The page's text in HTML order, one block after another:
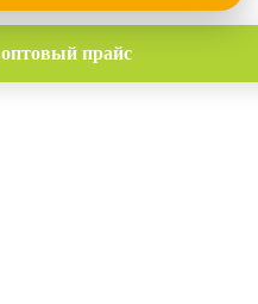
оптовый прайс